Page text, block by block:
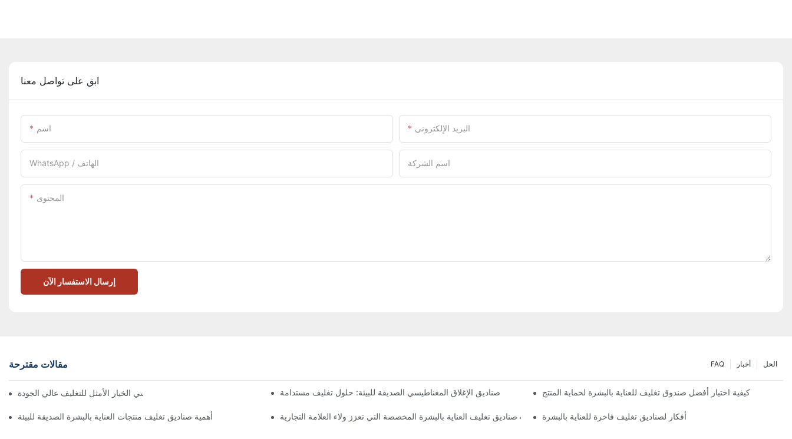
ابق على تواصل معنا
اسم البريد الإلكتروني
WhatsApp / الهاتف اسم الشركة
المحتوى
إرسال الاستفسار الآن
مقالات مقترحة الحل أخبار FAQ
لماذا تُعدّ الصناديق ذات الإغلاق المغناطيسي الخيار الأمثل للتغليف عالي الجودة صناديق الإغلاق المغناطيسي الصديقة للبيئة: حلول تغليف مستدامة كيفية اختيار أفضل صندوق تغليف للعناية بالبشرة لحماية المنتج
أهمية صناديق تغليف منتجات العناية بالبشرة الصديقة للبيئة تصميمات صناديق تغليف العناية بالبشرة المخصصة التي تعزز ولاء العلامة التجاريةأفكار لصناديق تغليف فاخرة للعناية بالبشرة